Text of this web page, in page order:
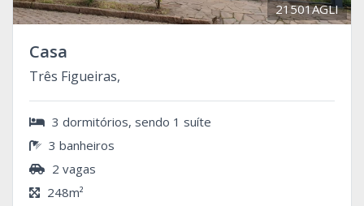
21501AGLI
Casa
Três Figueiras,
3 dormitórios, sendo 1 suíte
3 banheiros
2 vagas
248m²